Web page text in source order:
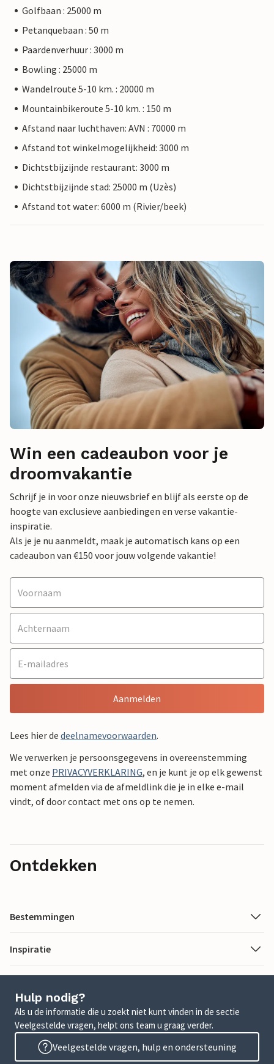
Golfbaan : 25000 m
Petanquebaan : 50 m
Paardenverhuur : 3000 m
Bowling : 25000 m
Wandelroute 5-10 km. : 20000 m
Mountainbikeroute 5-10 km. : 150 m
Afstand naar luchthaven: AVN : 70000 m
Afstand tot winkelmogelijkheid: 3000 m
Dichtstbijzijnde restaurant: 3000 m
Dichtstbijzijnde stad: 25000 m (Uzès)
Afstand tot water: 6000 m (Rivier/beek)
Win een cadeaubon voor je
droomvakantie
Schrijf je in voor onze nieuwsbrief en blijf als eerste op de
hoogte van exclusieve aanbiedingen en verse vakantie-
inspiratie.
Als je je nu aanmeldt, maak je automatisch kans op een
cadeaubon van €150 voor jouw volgende vakantie!
Aanmelden
Lees hier de deelnamevoorwaarden.
We verwerken je persoonsgegevens in overeenstemming
met onze PRIVACYVERKLARING, en je kunt je op elk gewenst
moment afmelden via de afmeldlink die je in elke e-mail
vindt, of door contact met ons op te nemen.
Ontdekken
Bestemmingen
Inspiratie
Hulp nodig?
Als u de informatie die u zoekt niet kunt vinden in de sectie
Veelgestelde vragen, helpt ons team u graag verder.
Veelgestelde vragen, hulp en ondersteuning